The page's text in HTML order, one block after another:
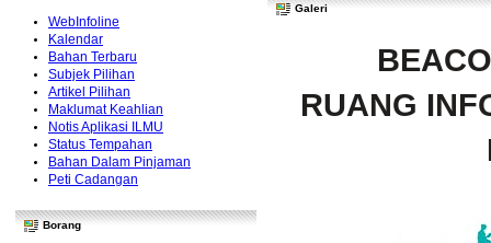
WebInfoline
Kalendar
Bahan Terbaru
Subjek Pilihan
Artikel Pilihan
Maklumat Keahlian
Notis Aplikasi ILMU
Status Tempahan
Bahan Dalam Pinjaman
Peti Cadangan
Borang
Galeri
RUANG